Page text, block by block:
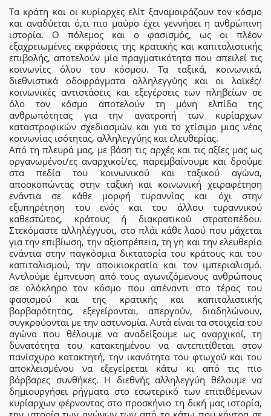
Τα κράτη και οι κυρίαρχες ελίτ ξαναμοιράζουν τον κόσμο
και αναδύεται ό,τι πιο μαύρο έχει γεννήσει η ανθρώπινη
ιστορία. Ο πόλεμος και ο φασισμός, ως οι πλέον
εξαχρειωμένες εκφράσεις της κρατικής και καπιταλιστικής
επιβολής, αποτελούν μία πραγματικότητα που απειλεί τις
κοινωνίες όλου του κόσμου. Τα ταξικά, κοινωνικά,
διεθνιστικά οδοφράγματα αλληλεγγύης και οι λαϊκές/
κοινωνικές αντιστάσεις και εξεγέρσεις των πληβείων σε
όλο τον κόσμο αποτελούν τη μόνη ελπίδα της
ανθρωπότητας για την ανατροπή των κυρίαρχων
καταστροφικών σχεδιασμών και για το χτίσιμο μιας νέας
κοινωνίας ισότητας, αλληλεγγύης και ελευθερίας.
Από τη πλευρά μας, με βάση τις αρχές και τις αξίες μας ως
οργανωμένοι/ες αναρχικοί/ες, παρεμβαίνουμε και δρούμε
στα πεδία του κοινωνικού και ταξικού αγώνα,
αποσκοπώντας στην ταξική και κοινωνική χειραφέτηση
ενάντια σε κάθε μορφή τυραννίας και όχι στην
εξυπηρέτηση του ενός και του άλλου τυραννικού
καθεστώτος, κράτους ή διακρατικού στρατοπέδου.
Στεκόμαστε αλληλέγγυοι, στο πλάι κάθε λαού που μάχεται
για την επιβίωση, την αξιοπρέπεια, τη γη και την ελευθερία
ενάντια στην παγκόσμια δικτατορία του κράτους και του
καπιταλισμού, την αποικιοκρατία και τον ιμπεριαλισμό.
Αντλούμε έμπνευση από τους αγωνιζόμενους ανθρώπους
σε ολόκληρο τον κόσμο που απέναντι στο τέρας του
φασισμού και της κρατικής και καπιταλιστικής
βαρβαρότητας, εξεγείρονται, απεργούν, διαδηλώνουν,
συγκρούονται με την αστυνομία. Αυτά είναι τα στοιχεία του
αγώνα που θέλουμε να αναδείξουμε ως αναρχικοί, τη
δυνατότητα του κατακτημένου να αντεπιτίθεται στον
πανίσχυρο κατακτητή, την ικανότητα του φτωχού και του
αποκλεισμένου να εξεγείρεται κάτω κι από τις πιο
βάρβαρες συνθήκες. Η διεθνής αλληλεγγύη θέλουμε να
δημιουργήσει ρήγματα στο εσωτερικό των επιτιθέμενων
κυρίαρχων φέρνοντας στο προσκήνιο τη δική μας ιστορία,